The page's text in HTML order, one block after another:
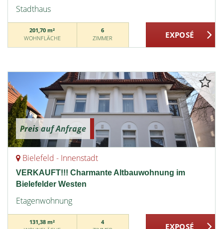
Stadthaus
201,70 m²
WOHNFLÄCHE
6
ZIMMER
Preis auf Anfrage
Bielefeld - Innenstadt
VERKAUFT!!! Charmante Altbauwohnung im
Bielefelder Westen
Etagenwohnung
131,38 m²
4